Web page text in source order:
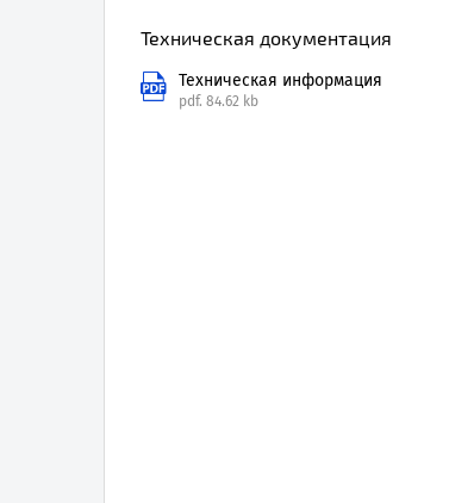
Техническая документация
Техническая информация
pdf. 84.62 kb